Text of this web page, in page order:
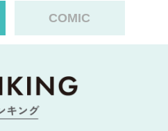
COMIC